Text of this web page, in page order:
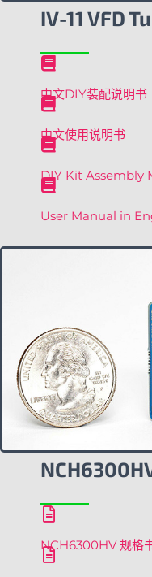
IV-11 VFD
中文DIY装配说明书
中文使用说明书
DIY Kit Assembly
User Manual in
NCH6300HV 规格